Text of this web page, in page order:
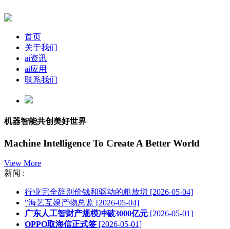
首页
关于我们
ai资讯
ai应用
联系我们
机器智能共创美好世界
Machine Intelligence To Create A Better World
View More
新闻 :
行业完全辞别价钱和驱动的粗放增 [2026-05-04]
”海艺互娱产物总监 [2026-05-04]
广东人工智财产规模冲破3000亿元 [2026-05-01]
OPPO取海信正式签 [2026-05-01]